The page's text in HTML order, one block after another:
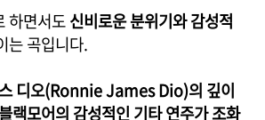
하면서도신비로운 분위기와 감성적
는 곡입니다.
디오(Ronnie James Dio)의 깊이
랙모어의 감성적인 기타 연주가 조화